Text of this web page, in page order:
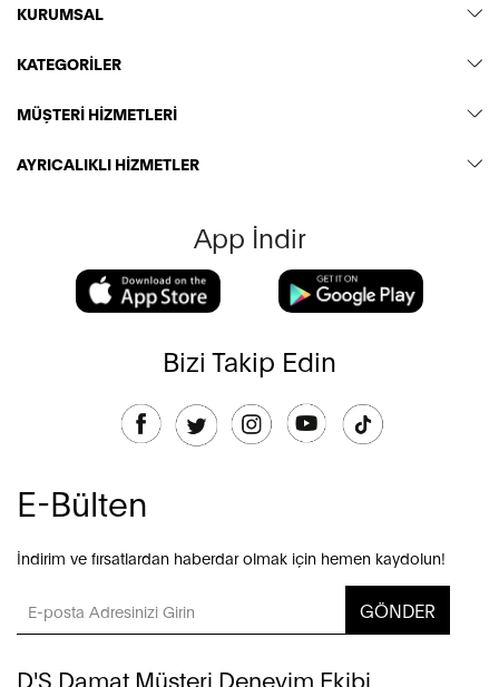
KURUMSAL
KATEGORİLER
MÜŞTERİ HİZMETLERİ
AYRICALIKLI HİZMETLER
App İndir
Bizi Takip Edin
E-Bülten
İndirim ve fırsatlardan haberdar olmak için hemen kaydolun!
GÖNDER
D'S Damat Müşteri Deneyim Ekibi